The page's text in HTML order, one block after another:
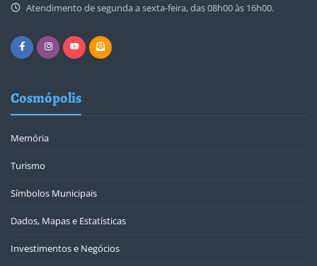
Atendimento de segunda a sexta-feira, das 08h00 às 16h00.
Cosmópolis
Memória
Turismo
Símbolos Municipais
Dados, Mapas e Estatísticas
Investimentos e Negócios